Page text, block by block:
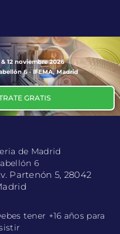
& 12 noviembre 2026
6 - IFEMA, Madrid
GRATIS
de Madrid
6
Partenón 5, 28042
tener +16 años para